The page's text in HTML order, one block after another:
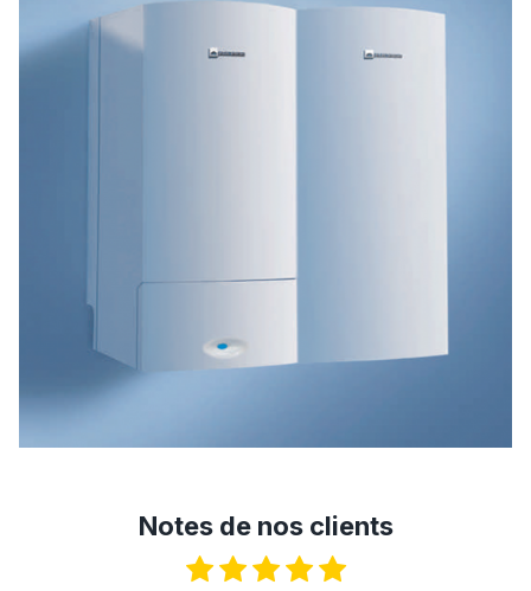
Notes de nos clients